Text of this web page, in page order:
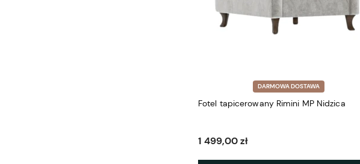
DARMOWA DOSTAWA
Fotel tapicerowany Rimini MP Nidzica
1 499,00 zł